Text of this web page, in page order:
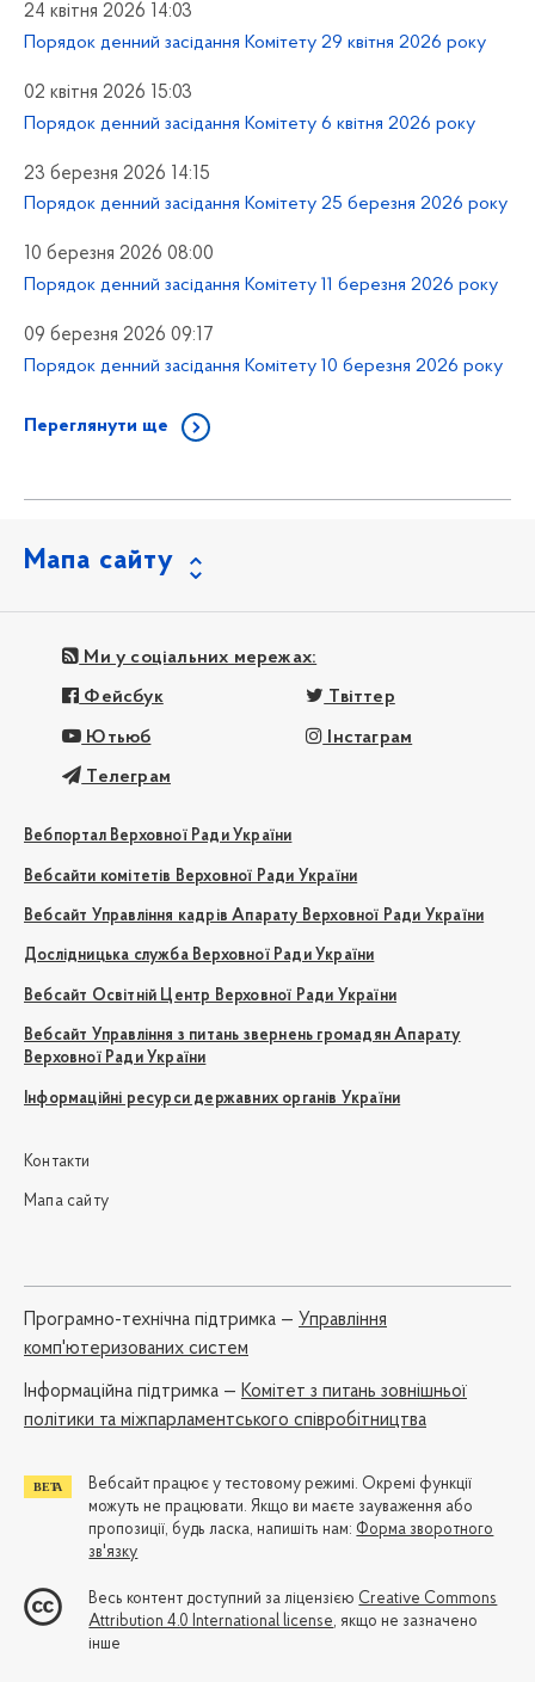
24 квітня 2026 14:03
Порядок денний засідання Комітету 29 квітня 2026 року
02 квітня 2026 15:03
Порядок денний засідання Комітету 6 квітня 2026 року
23 березня 2026 14:15
Порядок денний засідання Комітету 25 березня 2026 року
10 березня 2026 08:00
Порядок денний засідання Комітету 11 березня 2026 року
09 березня 2026 09:17
Порядок денний засідання Комітету 10 березня 2026 року
Переглянути ще
Мапа сайту
Ми у соціальних мережах:
Фейсбук Твіттер
Ютьюб Інстаграм
Телеграм
Вебпортал Верховної Ради України
Вебсайти комітетів Верховної Ради України
Вебсайт Управління кадрів Апарату Верховної Ради України
Дослідницька служба Верховної Ради України
Вебсайт Освітній Центр Верховної Ради України
Вебсайт Управління з питань звернень громадян Апарату
Верховної Ради України
Інформаційні ресурси державних органів України
Контакти
Мапа сайту
Програмно-технічна підтримка — Управління
комп'ютеризованих систем
Iнформаційна підтримка — Комітет з питань зовнішньої
політики та міжпарламентського співробітництва
Вебсайт працює у тестовому режимі. Окремі функції
можуть не працювати. Якщо ви маєте зауваження або
пропозиції, будь ласка, напишіть нам: Форма зворотного
зв'язку
Весь контент доступний за ліцензією Creative Commons
Attribution 4.0 International license, якщо не зазначено
інше